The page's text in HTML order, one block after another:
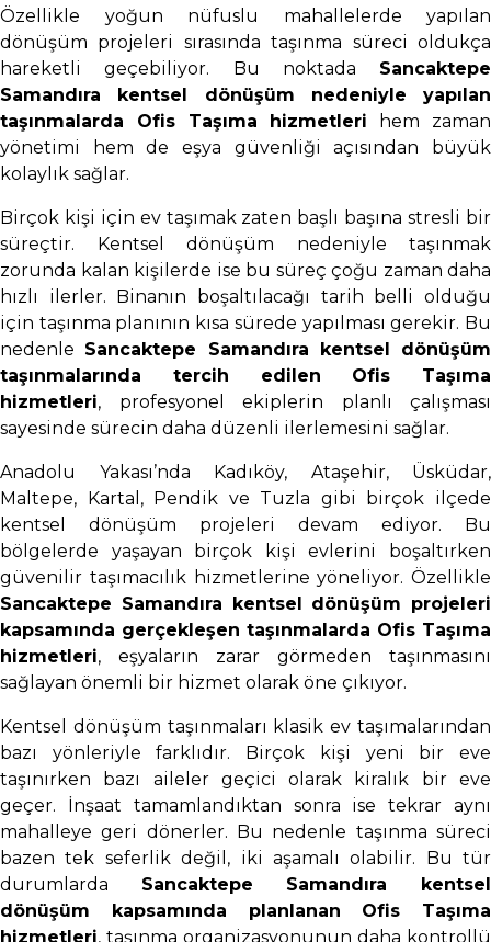
Özellikle yoğun nüfuslu mahallelerde yapılan
dönüşüm projeleri sırasında taşınma süreci oldukça
hareketli geçebiliyor. Bu noktada Sancaktepe
Samandıra kentsel dönüşüm nedeniyle yapılan
taşınmalarda Ofis Taşıma hizmetleri hem zaman
yönetimi hem de eşya güvenliği açısından büyük
kolaylık sağlar.
Birçok kişi için ev taşımak zaten başlı başına stresli bir
süreçtir. Kentsel dönüşüm nedeniyle taşınmak
zorunda kalan kişilerde ise bu süreç çoğu zaman daha
hızlı ilerler. Binanın boşaltılacağı tarih belli olduğu
için taşınma planının kısa sürede yapılması gerekir. Bu
nedenle Sancaktepe Samandıra kentsel dönüşüm
taşınmalarında tercih edilen Ofis Taşıma
hizmetleri, profesyonel ekiplerin planlı çalışması
sayesinde sürecin daha düzenli ilerlemesini sağlar.
Anadolu Yakası’nda Kadıköy, Ataşehir, Üsküdar,
Maltepe, Kartal, Pendik ve Tuzla gibi birçok ilçede
kentsel dönüşüm projeleri devam ediyor. Bu
bölgelerde yaşayan birçok kişi evlerini boşaltırken
güvenilir taşımacılık hizmetlerine yöneliyor. Özellikle
Sancaktepe Samandıra kentsel dönüşüm projeleri
kapsamında gerçekleşen taşınmalarda Ofis Taşıma
hizmetleri, eşyaların zarar görmeden taşınmasını
sağlayan önemli bir hizmet olarak öne çıkıyor.
Kentsel dönüşüm taşınmaları klasik ev taşımalarından
bazı yönleriyle farklıdır. Birçok kişi yeni bir eve
taşınırken bazı aileler geçici olarak kiralık bir eve
geçer. İnşaat tamamlandıktan sonra ise tekrar aynı
mahalleye geri dönerler. Bu nedenle taşınma süreci
bazen tek seferlik değil, iki aşamalı olabilir. Bu tür
durumlarda Sancaktepe Samandıra kentsel
dönüşüm kapsamında planlanan Ofis Taşıma
hizmetleri, taşınma organizasyonunun daha kontrollü